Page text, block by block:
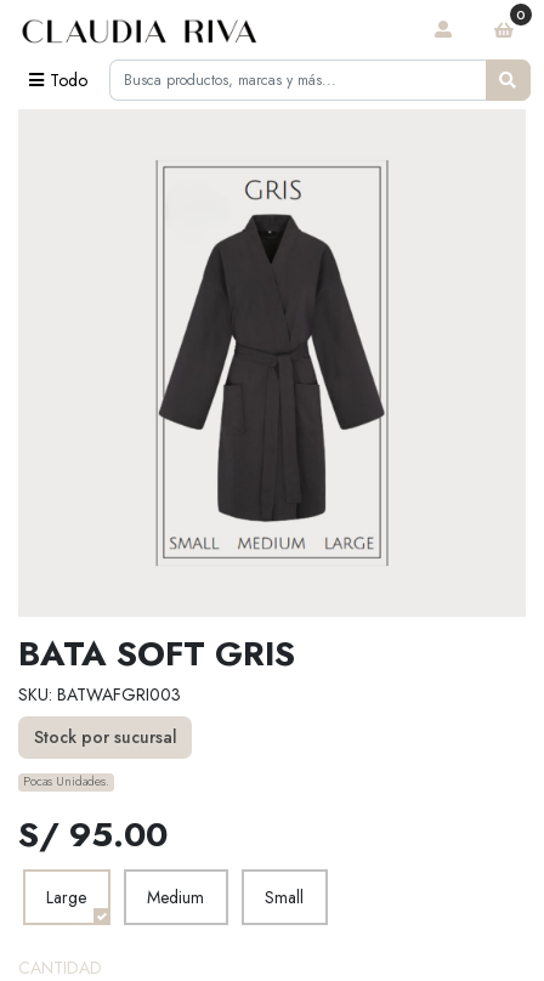
Todo
0
BATA SOFT GRIS
SKU: BATWAFGRI003
Stock por sucursal
Pocas Unidades.
S/ 95.00
Large Medium Small
CANTIDAD